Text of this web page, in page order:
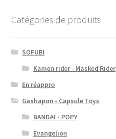
Catégories de produits
SOFUBI
Kamen rider - Masked Rider
En réappro
Gashapon - Capsule Toys
BANDAI - POPY
Evangelion